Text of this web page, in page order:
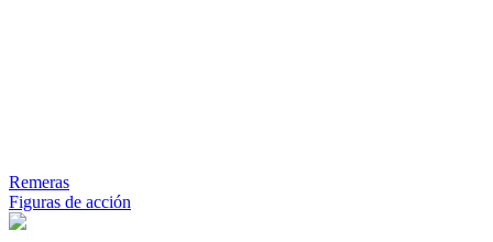
Remeras
Figuras de acción